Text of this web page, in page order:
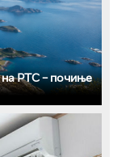
РТС – почиње